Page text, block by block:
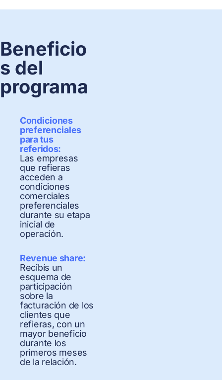
Beneficio
s del
programa
Condiciones
preferenciales
para tus
referidos:
Las empresas
que refieras
acceden a
condiciones
comerciales
preferenciales
durante su etapa
inicial de
operación.
Revenue share:
Recibís un
esquema de
participación
sobre la
facturación de los
clientes que
refieras, con un
mayor beneficio
durante los
primeros meses
de la relación.